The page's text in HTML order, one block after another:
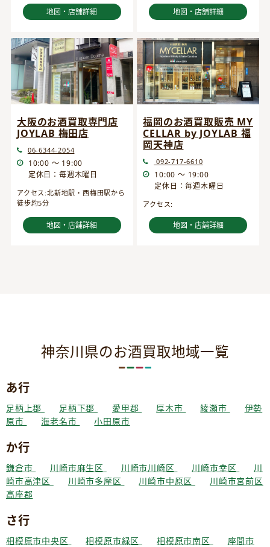
地図・店舗詳細 地図・店舗詳細
大阪のお酒買取専門店
JOYLAB 梅田店
06-6344-2054
10:00 ～ 19:00
定休日：毎週木曜日
アクセス:北新地駅・西梅田駅から
徒歩約5分
地図・店舗詳細
福岡のお酒買取販売 MY
CELLAR by JOYLAB 福
岡天神店
092-717-6610
10:00 ～ 19:00
定休日：毎週木曜日
アクセス:
地図・店舗詳細
神奈川県のお酒買取地域一覧
あ行
足柄上郡 足柄下郡 愛甲郡 厚木市 綾瀬市
伊勢
原市
海老名市 小田原市
か行
鎌倉市 川崎市麻生区 川崎市川崎区 川崎市幸区
川
崎市高津区
川崎市多摩区 川崎市中原区
川崎市宮前区
高座郡
さ行
相模原市中央区 相模原市緑区 相模原市南区
座間市